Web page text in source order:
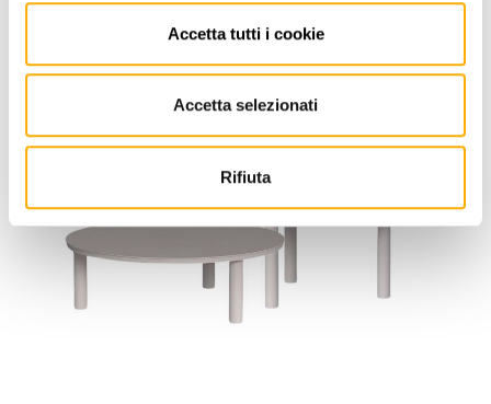
Accetta tutti i cookie
Accetta selezionati
Rifiuta